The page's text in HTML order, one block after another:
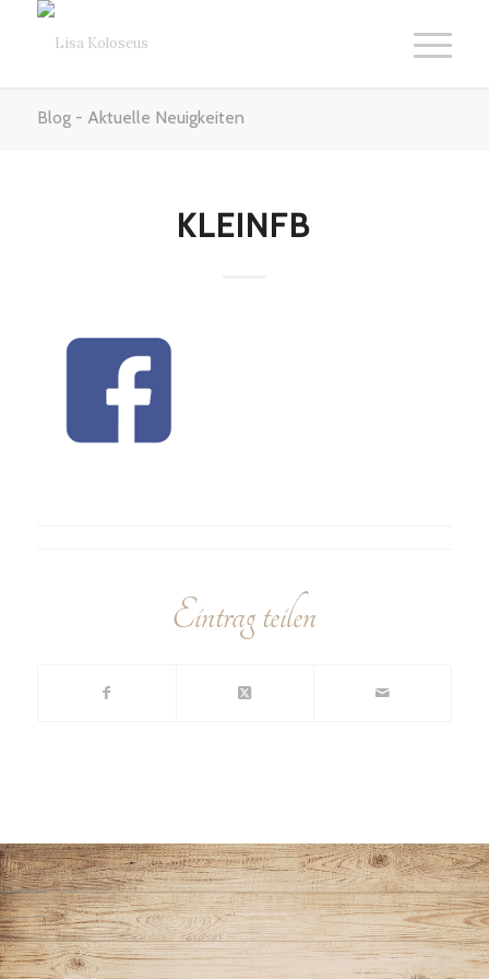
Blog - Aktuelle Neuigkeiten
KLEINFB
Eintrag teilen